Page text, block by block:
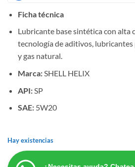
Ficha técnica
Lubricante base sintética con alta
tecnología de aditivos,
y gas natural.
Marca:SHELL HELIX
API:SP
SAE:5W20
Hay existencias